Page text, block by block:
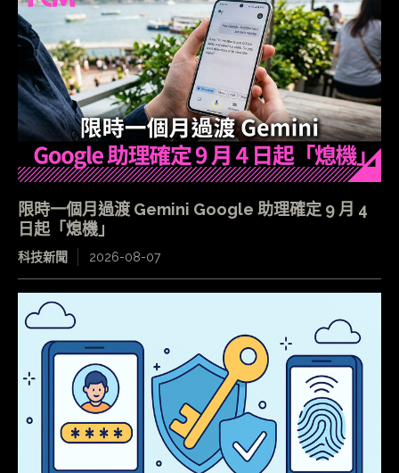
限時一個月過渡 Gemini Google 助理確定 9 月 4
日起「熄機」
科技新聞 2026-08-07